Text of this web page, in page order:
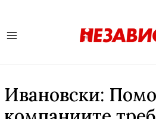
Ивановски: